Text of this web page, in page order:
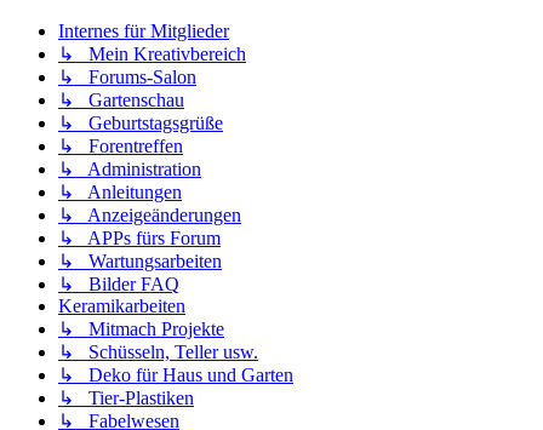
Internes für Mitglieder
↳ Mein Kreativbereich
↳ Forums-Salon
↳ Gartenschau
↳ Geburtstagsgrüße
↳ Forentreffen
↳ Administration
↳ Anleitungen
↳ Anzeigeänderungen
↳ APPs fürs Forum
↳ Wartungsarbeiten
↳ Bilder FAQ
Keramikarbeiten
↳ Mitmach Projekte
↳ Schüsseln, Teller usw.
↳ Deko für Haus und Garten
↳ Tier-Plastiken
↳ Fabelwesen